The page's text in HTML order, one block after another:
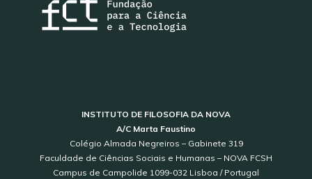
INSTITUTO DE FILOSOFIA DA NOVA
A/C Marta Faustino
Colégio Almada Negreiros – Gabinete 319
Faculdade de Ciências Sociais e Humanas – NOVA FCSH
Campus de Campolide 1099-032 Lisboa / Portugal